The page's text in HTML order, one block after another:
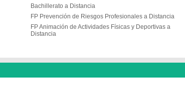
Bachillerato a Distancia
FP Prevención de Riesgos Profesionales a Distancia
FP Animación de Actividades Físicas y Deportivas a
Distancia